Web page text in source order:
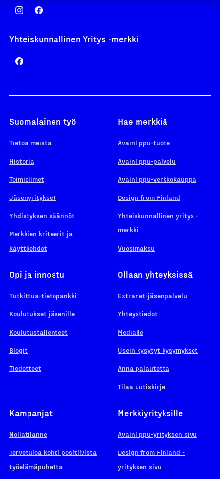
Yhteiskunnallinen Yritys -merkki
Suomalainen työ
Tietoa meistä
Historia
Toimielimet
Jäsenyritykset
Yhdistyksen säännöt
Merkkien kriteerit ja
käyttöehdot
Hae merkkiä
Avainlippu-tuote
Avainlippu-palvelu
Avainlippu-verkkokauppa
Design from Finland
Yhteiskunnallinen yritys -
merkki
Vuosimaksu
Opi ja innostu
Tutkittua-tietopankki
Koulutukset jäsenille
Koulutustallenteet
Blogit
Tiedotteet
Ollaan yhteyksissä
Extranet-jäsenpalvelu
Yhteystiedot
Medialle
Usein kysytyt kysymykset
Anna palautetta
Tilaa uutiskirje
Kampanjat
Nollatilanne
Tervetuloa kohti positiivista
työelämäpuhetta
Merkkiyrityksille
Avainlippu-yrityksen sivu
Design from Finland -
yrityksen sivu